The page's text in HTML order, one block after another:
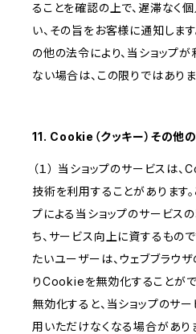
ることを確認の上で、遅滞なく
い、その旨をお客様に通知しま
の他の法令により、当ショップ
ない場合は、この限りではありま
11. Cookie（クッキー）その他
（１） 当ショップのサービスは
技術を利用することがあります
プによる当ショップのサービス
ち、サービス向上に資するもの
たいユーザーは、ウェブブラウ
りCookieを無効化することが
無効化すると、当ショップのサ
用いただけなくなる場合があり